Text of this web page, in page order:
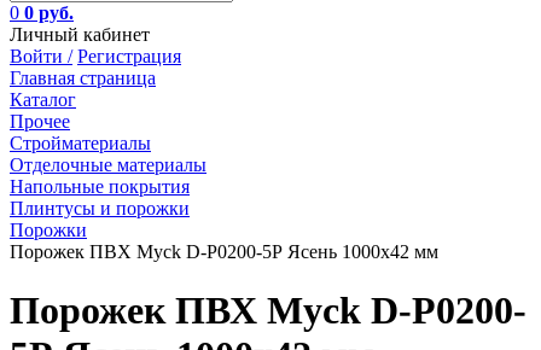
0 0 руб.
Личный кабинет
Войти / Регистрация
Главная страница
Каталог
Прочее
Стройматериалы
Отделочные материалы
Напольные покрытия
Плинтусы и порожки
Порожки
Порожек ПВХ Myck D-P0200-5Р Ясень 1000х42 мм
Порожек ПВХ Myck D-P0200-